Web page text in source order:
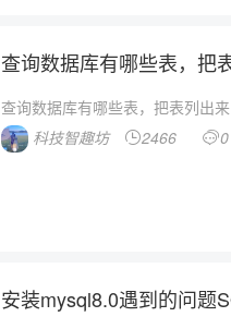
查询数据库有哪些表，把
查询数据库有哪些表，把表列出
科技智趣坊
2466 0
安装mysql8.0遇到的问题